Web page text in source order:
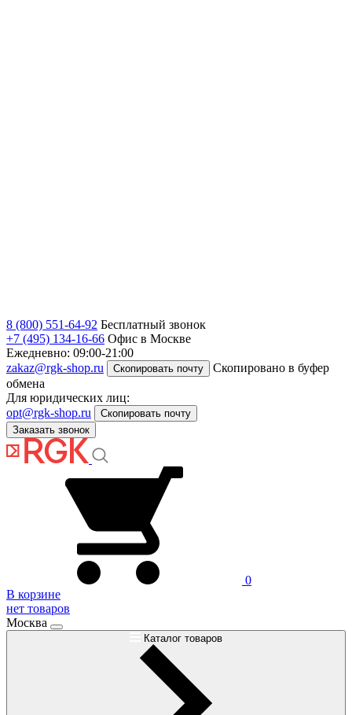
8 (800) 551-64-92 Бесплатный звонок
+7 (495) 134-16-66 Офис в Москве
Ежедневно: 09:00-21:00
zakaz@rgk-shop.ru
Скопировать почту
Скопировано в буфер
обмена
Для юридических лиц:
opt@rgk-shop.ru
Скопировать почту
Заказать звонок
0
В корзине
нет товаров
Москва
Каталог товаров